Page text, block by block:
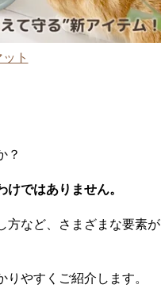
ト
？
ではありません。
方など、さまざまな要素が
やすくご紹介します。